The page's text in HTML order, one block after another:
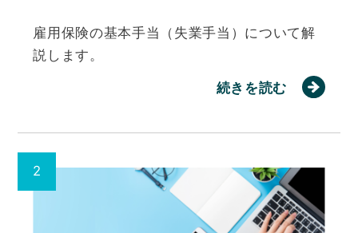
雇用保険の基本手当（失業手当）について解
説します。
続きを読む